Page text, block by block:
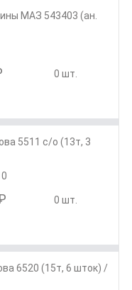
МАЗ 543403 (ан.
0 шт.
5511 с/о (13т, 3
0 шт.
6520 (15т, 6 шток) /